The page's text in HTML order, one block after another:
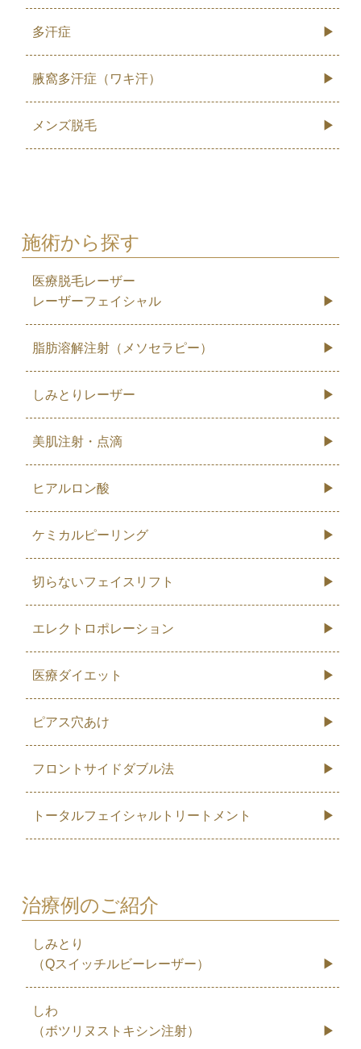
多汗症
腋窩多汗症（ワキ汗）
メンズ脱毛
施術から探す
医療脱毛レーザー
レーザーフェイシャル
脂肪溶解注射（メソセラピー）
しみとりレーザー
美肌注射・点滴
ヒアルロン酸
ケミカルピーリング
切らないフェイスリフト
エレクトロポレーション
医療ダイエット
ピアス穴あけ
フロントサイドダブル法
トータルフェイシャルトリートメント
治療例のご紹介
しみとり
（Qスイッチルビーレーザー）
しわ
（ボツリヌストキシン注射）